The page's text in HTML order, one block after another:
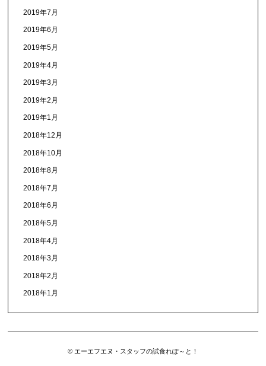
2019年7月
2019年6月
2019年5月
2019年4月
2019年3月
2019年2月
2019年1月
2018年12月
2018年10月
2018年8月
2018年7月
2018年6月
2018年5月
2018年4月
2018年3月
2018年2月
2018年1月
© エーエフエヌ・スタッフの試食れぽ～と！